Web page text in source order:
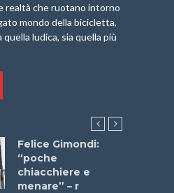
realtà che ruotano intorno
mondo della bicicletta,
quella ludica, sia quella più
Felice Gimondi:
“poche
chiacchiere e
menare” – r